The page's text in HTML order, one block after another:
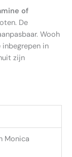
of
De
Wooh
in
zijn
Monica